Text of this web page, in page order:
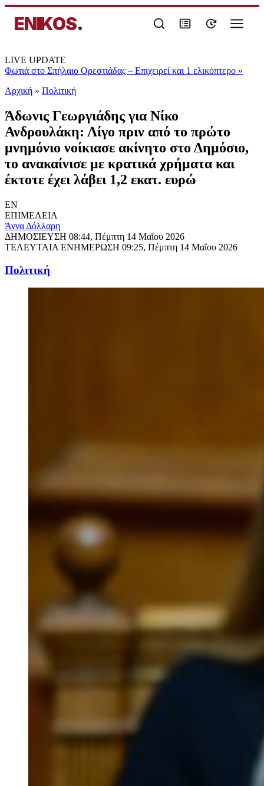
ENIKOS.
LIVE UPDATE
Φωτιά στο Σπήλαιο Ορεστιάδας – Επιχειρεί και 1 ελικόπτερο »
Αρχική » Πολιτική
Άδωνις Γεωργιάδης για Νίκο
Ανδρουλάκη: Λίγο πριν από το πρώτο
μνημόνιο νοίκιασε ακίνητο στο Δημόσιο,
το ανακαίνισε με κρατικά χρήματα και
έκτοτε έχει λάβει 1,2 εκατ. ευρώ
EN
ΕΠΙΜΕΛΕΙΑ
Άννα Δόλλαρη
ΔΗΜΟΣΙΕΥΣΗ 08:44, Πέμπτη 14 Μαΐου 2026
ΤΕΛΕΥΤΑΙΑ ΕΝΗΜΕΡΩΣΗ 09:25, Πέμπτη 14 Μαΐου 2026
Πολιτική